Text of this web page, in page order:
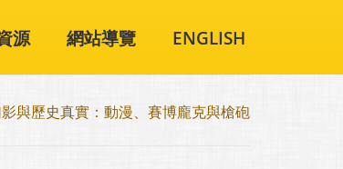
源 網站導覽 ENGLISH
與歷史真實：動漫、賽博龐克與槍砲